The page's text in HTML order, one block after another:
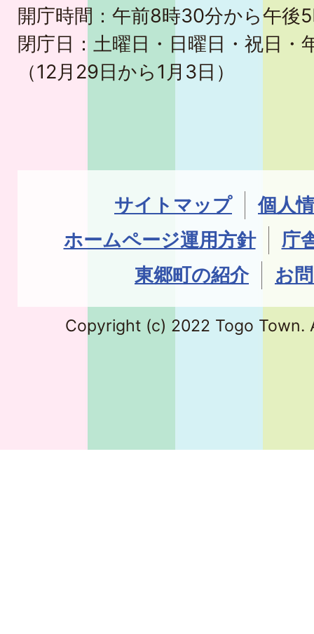
開庁時間：午前8時30分から午後
閉庁日：土曜日・日曜日・祝日・
（12月29日から1月3日）
サイトマップ
個人
ホームページ運用方針
庁
東郷町の紹介
お
Copyright (c) 2022 Togo Town.